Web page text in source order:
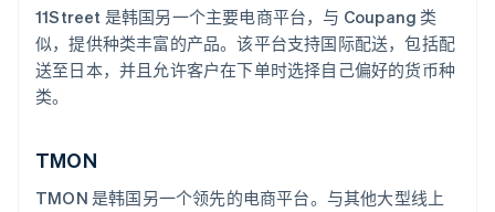
11Street 是韩国另一个主要电商平台，与 Coupang 类
似，提供种类丰富的产品。该平台支持国际配送，包括配
送至日本，并且允许客户在下单时选择自己偏好的货币种
类。
TMON
TMON 是韩国另一个领先的电商平台。与其他大型线上